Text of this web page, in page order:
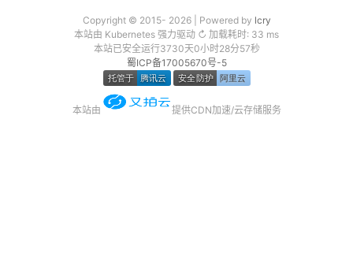
留言
友链
关于
Copyright © 2015- 2026 | Powered by lcry
本站由 Kubernetes 强力驱动 ↻ 加载耗时: 33 ms
本站已安全运行3730天0小时28分57秒
蜀ICP备17005670号-5
本站由 提供CDN加速/云存储服务